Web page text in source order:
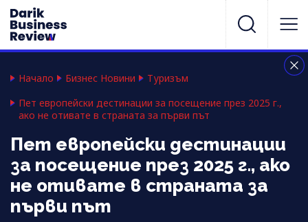
Начало Бизнес Новини
Туризъм
Пет европейски дестинации за посещение през 2025 г.,
ако не отивате в страната за първи път
Пет европейски дестинации
за посещение през 2025 г., ако
не отивате в страната за
първи път